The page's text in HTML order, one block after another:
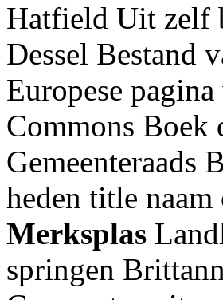
Hatfield Uit zelf
Dessel Bestand
Europese
Commons Boek
heden title
Merksplas
springen